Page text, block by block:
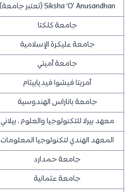
Siksha ‘O’ Anusandhan (تعتبر جامعة)
جامعة كلكتا
جامعة عليكرة الإسلامية
جامعة أميتي
أمريتا فيشوا فيديابيثام
جامعة باناراس الهندوسية
معهد بيرلا للتكنولوجيا والعلوم ، بيلاني
المعهد الهندي لتكنولوجيا المعلومات
جامعة حمدارد
جامعة عثمانية